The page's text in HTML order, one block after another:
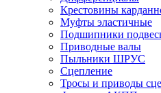
Крестовины
Муфты эластичные
Подшипники
Приводные валы
Пыльники ШРУС
Сцепление
Тросы и приводы